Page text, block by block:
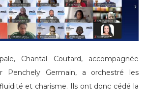
Chantal Coutard, accompagnée
Penchely Germain, a orchestré les
et charisme. Ils ont donc cédé la